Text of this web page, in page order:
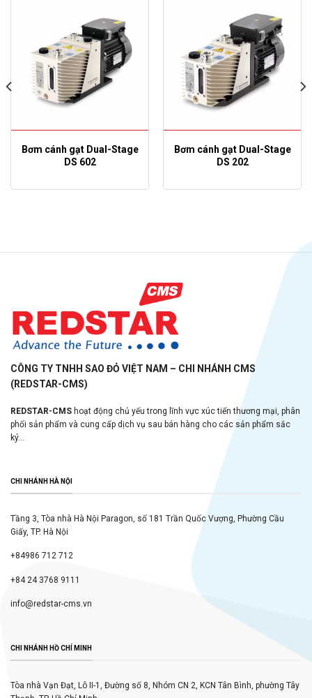
Bơm cánh gạt Dual-Stage
DS 602
Bơm cánh gạt Dual-Stage
DS 202
CÔNG TY TNHH SAO ĐỎ VIỆT NAM – CHI NHÁNH CMS
(REDSTAR-CMS)
REDSTAR-CMS hoạt động chủ yếu trong lĩnh vực xúc tiến thương mại, phân
phối sản phẩm và cung cấp dịch vụ sau bán hàng cho các sản phẩm sắc
ký...
CHI NHÁNH HÀ NỘI
Tầng 3, Tòa nhà Hà Nội Paragon, số 181 Trần Quốc Vượng, Phường Cầu
Giấy, TP. Hà Nội
+84986 712 712
+84 24 3768 9111
info@redstar-cms.vn
CHI NHÁNH HỒ CHÍ MINH
Tòa nhà Vạn Đạt, Lô II-1, Đường số 8, Nhóm CN 2, KCN Tân Bình, phường Tây